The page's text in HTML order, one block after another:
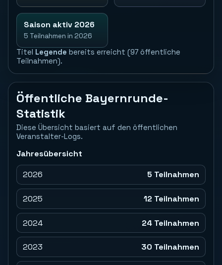
Saison aktiv 2026
5 Teilnahmen in 2026
Titel Legende bereits erreicht (97 öffentliche
Teilnahmen).
Öffentliche Bayernrunde-
Statistik
Diese Übersicht basiert auf den öffentlichen
Veranstalter-Logs.
Jahresübersicht
2026 5 Teilnahmen
2025 12 Teilnahmen
2024 24 Teilnahmen
2023 30 Teilnahmen